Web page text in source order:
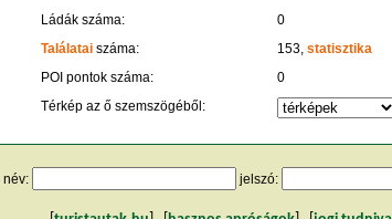
Ládák száma:
0
Találatai száma: 153, statisztika
POI pontok száma:
0
Térkép az ő szemszögéből:
név: jelszó: